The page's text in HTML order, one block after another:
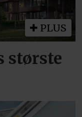
PLUS
største